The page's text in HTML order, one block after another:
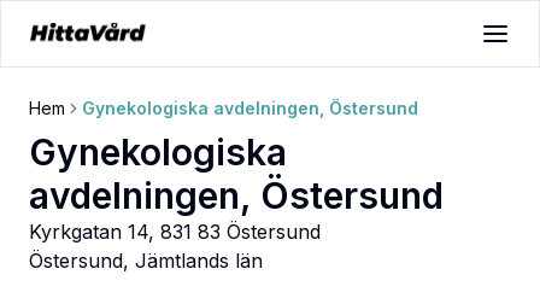
Hem Gynekologiska avdelningen, Östersund
Gynekologiska
avdelningen, Östersund
Kyrkgatan 14, 831 83 Östersund
Östersund, Jämtlands län